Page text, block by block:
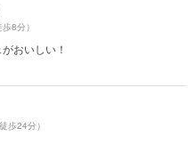
歩8分）
おいしい！
徒歩24分）